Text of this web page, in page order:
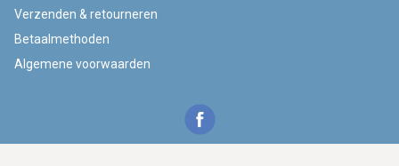
Verzenden & retourneren
Betaalmethoden
Algemene voorwaarden